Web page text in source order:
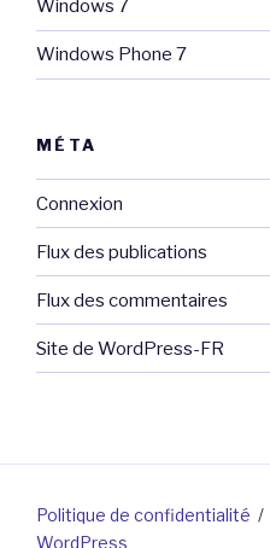
Windows 7
Windows Phone 7
MÉTA
Connexion
Flux des publications
Flux des commentaires
Site de WordPress-FR
Politique de confidentialité
WordPress